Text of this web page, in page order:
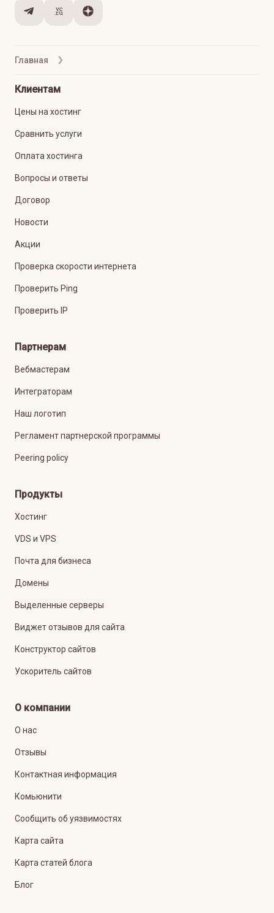
Главная
Клиентам
Цены на хостинг
Сравнить услуги
Оплата хостинга
Вопросы и ответы
Договор
Новости
Акции
Проверка скорости интернета
Проверить Ping
Проверить IP
Партнерам
Вебмастерам
Интеграторам
Наш логотип
Регламент партнерской программы
Peering policy
Продукты
Хостинг
VDS и VPS
Почта для бизнеса
Домены
Выделенные серверы
Виджет отзывов для сайта
Конструктор сайтов
Ускоритель сайтов
О компании
О нас
Отзывы
Контактная информация
Комьюнити
Сообщить об уязвимостях
Карта сайта
Карта статей блога
Блог